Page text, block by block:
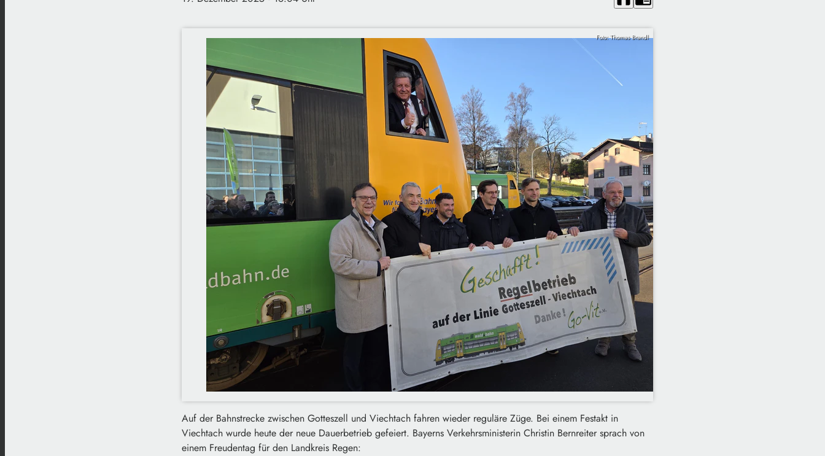
Foto: Thomas Brandl
Auf der Bahnstrecke zwischen Gotteszell und Viechtach fahren wieder reguläre Züge. Bei einem Festakt in
Viechtach wurde heute der neue Dauerbetrieb gefeiert. Bayerns Verkehrsministerin Christin Bernreiter sprach von
einem Freudentag für den Landkreis Regen: